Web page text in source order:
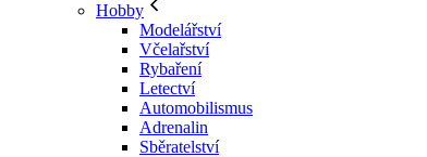
Hobby
Modelářství
Včelařství
Rybaření
Letectví
Automobilismus
Adrenalin
Sběratelství